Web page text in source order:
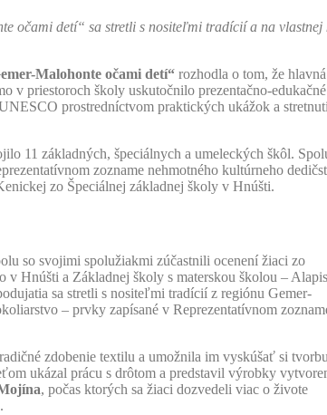
očami detí“ sa stretli s nositeľmi tradícií a na vlastnej
Malohonte očami detí“ rozhodla o tom, že hlavná
v priestoroch školy uskutočnilo prezentačno-edukačné
prostredníctvom praktických ukážok a
11 základných, špeciálnych a umeleckých škôl.
zozname nehmotného kultúrneho
zo Špeciálnej základnej školy v Hnúšti.
so svojimi spolužiakmi zúčastnili ocenení žiaci zo
Hnúšti a Základnej školy s materskou školou –
sa stretli s nositeľmi tradícií z regiónu Gemer-
– prvky zapísané v Reprezentatívnom
zdobenie textilu a umožnila im vyskúšať si tvorbu
ukázal prácu s drôtom a predstavil výrobky
, počas ktorých sa žiaci dozvedeli viac o živote